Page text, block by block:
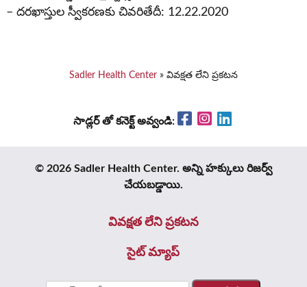
– దరఖాస్తుల స్వీకరణకు చివరితేదీ: 12.22.2020
Sadler Health Center» వివక్షత లేని ప్రకటన
సాడ్లర్ తో కనెక్ట్ అవ్వండి: FacebookInstagram
© 2026 Sadler Health Center. అన్ని హక్కులు రిజర్వ్
చేయబడ్డాయి.
వివక్షత లేని ప్రకటన
సైట్ మ్యాప్